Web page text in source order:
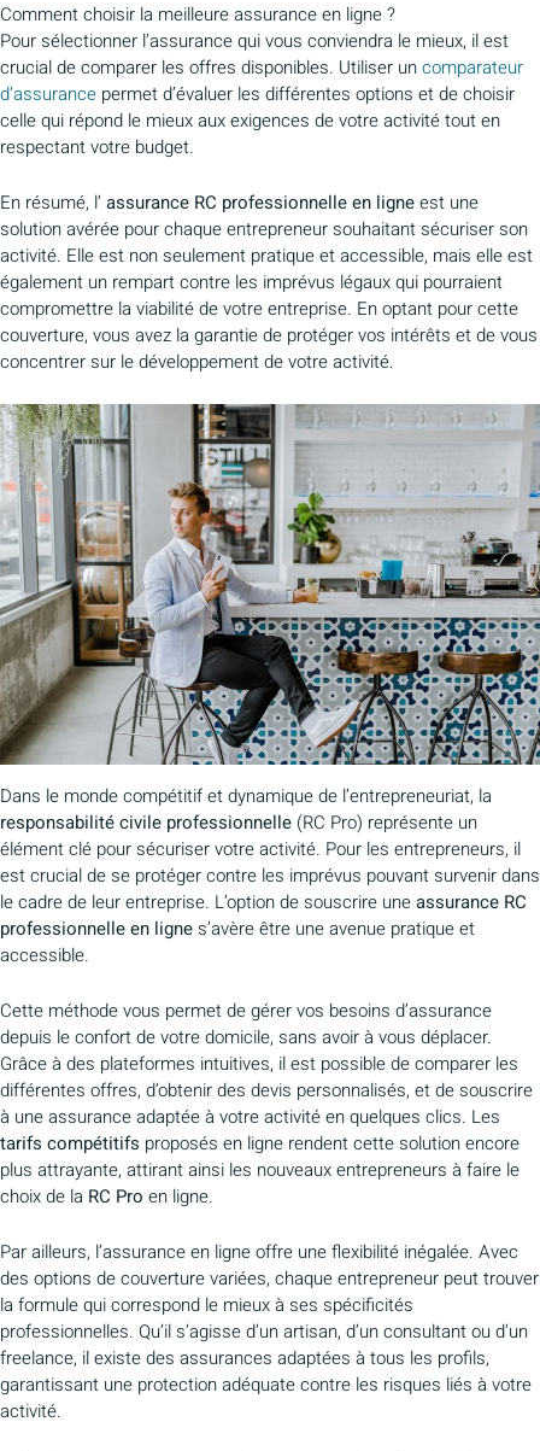
Comment choisir la meilleure assurance en ligne ?
Pour sélectionner l’assurance qui vous conviendra le mieux, il est
crucial de comparer les offres disponibles. Utiliser uncomparateur
d’assurance permet d’évaluer les différentes options et de choisir
celle qui répond le mieux aux exigences de votre activité tout en
respectant votre budget.
En résumé, l’assurance RC professionnelle en ligneest une
solution avérée pour chaque entrepreneur souhaitant sécuriser son
activité. Elle est non seulement pratique et accessible, mais elle est
également un rempart contre les imprévus légaux qui pourraient
compromettre la viabilité de votre entreprise. En optant pour cette
couverture, vous avez la garantie de protéger vos intérêts et de vous
concentrer sur le développement de votre activité.
Dans le monde compétitif et dynamique de l’entrepreneuriat, la
responsabilité civile professionnelle (RC Pro) représente un
élément clé pour sécuriser votre activité. Pour les entrepreneurs, il
est crucial de se protéger contre les imprévus pouvant survenir dans
le cadre de leur entreprise. L’option de souscrire uneassurance RC
professionnelle en lignes’avère être une avenue pratique et
accessible.
Cette méthode vous permet de gérer vos besoins d’assurance
depuis le confort de votre domicile, sans avoir à vous déplacer.
Grâce à des plateformes intuitives, il est possible de comparer les
différentes offres, d’obtenir des devis personnalisés, et de souscrire
à une assurance adaptée à votre activité en quelques clics. Les
tarifs compétitifs proposés en ligne rendent cette solution encore
plus attrayante, attirant ainsi les nouveaux entrepreneurs à faire le
choix de la RC Pro en ligne.
Par ailleurs, l’assurance en ligne offre une flexibilité inégalée. Avec
des options de couverture variées, chaque entrepreneur peut trouver
la formule qui correspond le mieux à ses spécificités
professionnelles. Qu’il s’agisse d’un artisan, d’un consultant ou d’un
freelance, il existe des assurances adaptées à tous les profils,
garantissant une protection adéquate contre les risques liés à votre
activité.